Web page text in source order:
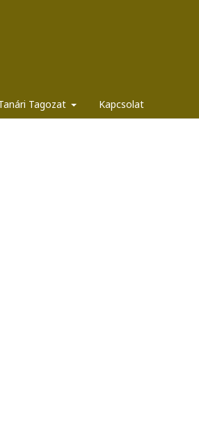
Tagozat Kapcsolat